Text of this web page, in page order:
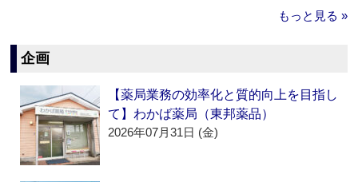
もっと見る »
企画
【薬局業務の効率化と質的向上を目指し
て】わかば薬局（東邦薬品）
2026年07月31日 (金)